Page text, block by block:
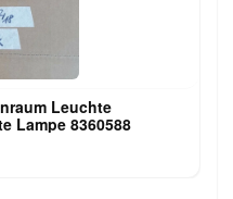
Leuchte
Lampe 8360588